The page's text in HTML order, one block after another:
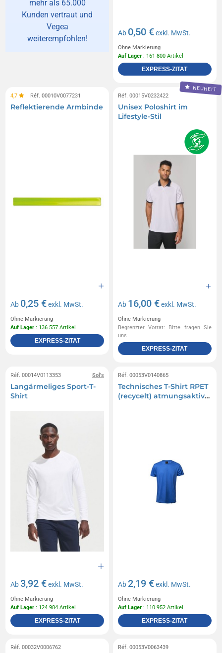
mehr als 65.000
Kunden vertraut und
Vegea
weiterempfohlen!
Ab 0,50 €exkl. MwSt.
Ohne Markierung
Auf Lager : 161 800 Artikel
EXPRESS-ZITAT
4,7 Réf. 00010V0077231
Reflektierende Armbinde
Ab 0,25 €exkl. MwSt.
Ohne Markierung
Auf Lager : 136 557 Artikel
EXPRESS-ZITAT
NEUHEIT
Réf. 00015V0232422
Unisex Poloshirt im
Lifestyle-Stil
Ab 16,00 €exkl. MwSt.
Ohne Markierung
Begrenzter Vorrat: Bitte fragen Sie
uns
EXPRESS-ZITAT
Sol's
Réf. 00014V0113353
Langärmeliges Sport-T-
Shirt
Ab3,92 €exkl. MwSt.
Ohne Markierung
Auf Lager : 124 984 Artikel
EXPRESS-ZITAT
Réf. 00053V0140865
Technisches T-Shirt RPET
(recycelt) atmungsaktiv
Ab2,19 €exkl. MwSt.
Ohne Markierung
Auf Lager : 110 952 Artikel
EXPRESS-ZITAT
Réf. 00032V0006762 Réf. 00053V0063439